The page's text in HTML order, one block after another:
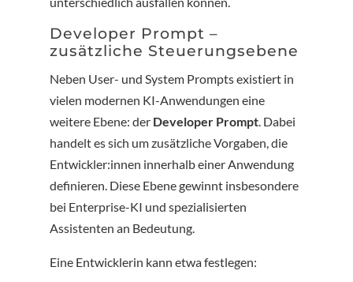
Developer Prompt –
zusätzliche Steuerungsebene
Neben User- und System Prompts existiert in
vielen modernen KI-Anwendungen eine
weitere Ebene: der Developer Prompt. Dabei
handelt es sich um zusätzliche Vorgaben, die
Entwickler:innen innerhalb einer Anwendung
definieren. Diese Ebene gewinnt insbesondere
bei Enterprise-KI und spezialisierten
Assistenten an Bedeutung.
Eine Entwicklerin kann etwa festlegen: